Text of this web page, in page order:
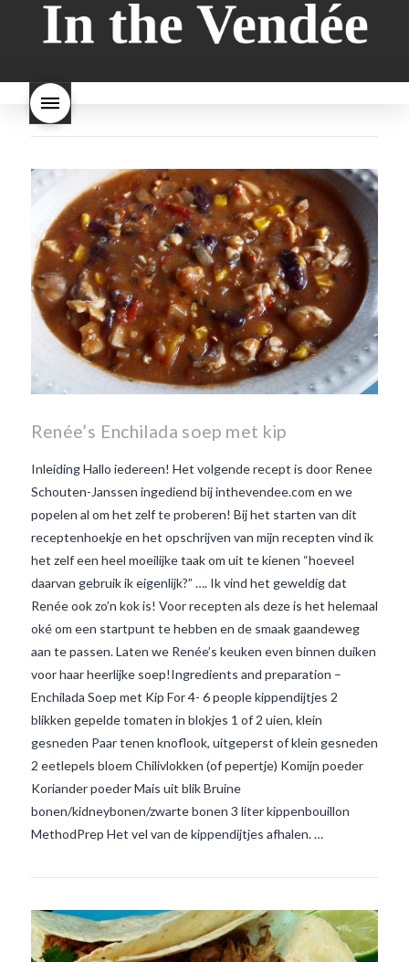
wat is melkbrood
zijn melk
brood en brioche hetzelfde
brood
verkocht
is Beaujolais
Nouveau een fruitige wijn
kooldioxiderijke omgeving.
Nouveau naar? wat is
wanneer is beaujolais dag
wanneer is beaujolais
nouveau dag Wat is de dag
van Beaujolais Nouveau
is de traditie rond beaujolais
nouveau wat maakt
Beaujolais Nouveau zo
speciaal wat zijn tannines
witte beaujolais nouveau
Renée’s Enchilada soep met kip
Inleiding Hallo iedereen! Het volgende recept is door Renee
Schouten-Janssen ingediend bij inthevendee.com en we
popelen al om het zelf te proberen! Bij het starten van dit
receptenhoekje en het opschrijven van mijn recepten vind ik
het zelf een heel moeilijke taak om uit te kienen “hoeveel
daarvan gebruik ik eigenlijk?” …. Ik vind het geweldig dat
Renée ook zo’n kok is! Voor recepten als deze is het helemaal
oké om een startpunt te hebben en de smaak gaandeweg
aan te passen. Laten we Renée’s keuken even binnen duiken
voor haar heerlijke soep!Ingredients and preparation –
Enchilada Soep met Kip For 4- 6 people kippendijtjes 2
blikken gepelde tomaten in blokjes 1 of 2 uien, klein
gesneden Paar tenen knoflook, uitgeperst of klein gesneden
2 eetlepels bloem Chilivlokken (of pepertje) Komijn poeder
Koriander poeder Mais uit blik Bruine
bonen/kidneybonen/zwarte bonen 3 liter kippenbouillon
MethodPrep Het vel van de kippendijtjes afhalen. …